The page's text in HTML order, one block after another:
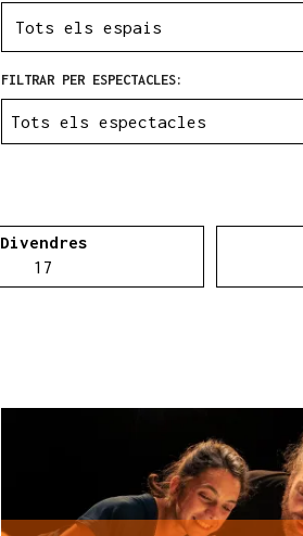
FILTRAR PER ESPECTACLES:
Tots els espectacles
Divendres
17